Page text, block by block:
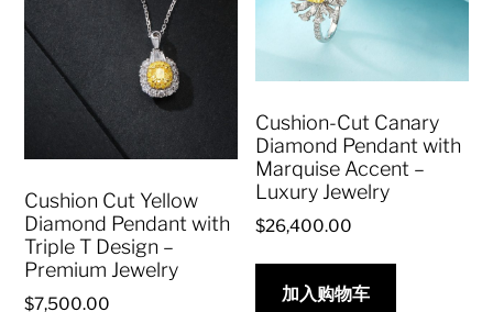
Cushion Cut Yellow
Diamond Pendant with
Triple T Design –
Premium Jewelry
$7,500.00
Cushion-Cut Canary
Diamond Pendant with
Marquise Accent –
Luxury Jewelry
$26,400.00
加入购物车